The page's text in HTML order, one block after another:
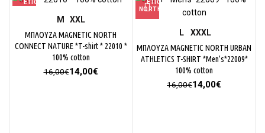
M
XXL
ΜΠΛΟΥΖΑ MAGNETIC NORTH
CONNECT NATURE *T-shirt * 22010 *
100% cotton
16,00€Original
14,00€Η
L
XXXL
ΜΠΛΟΥΖΑ MAGNETIC NORTH URBAN
ATHLETICS T-SHIRT *Men’s*22009*
100% cotton
16,00€Original
14,00€